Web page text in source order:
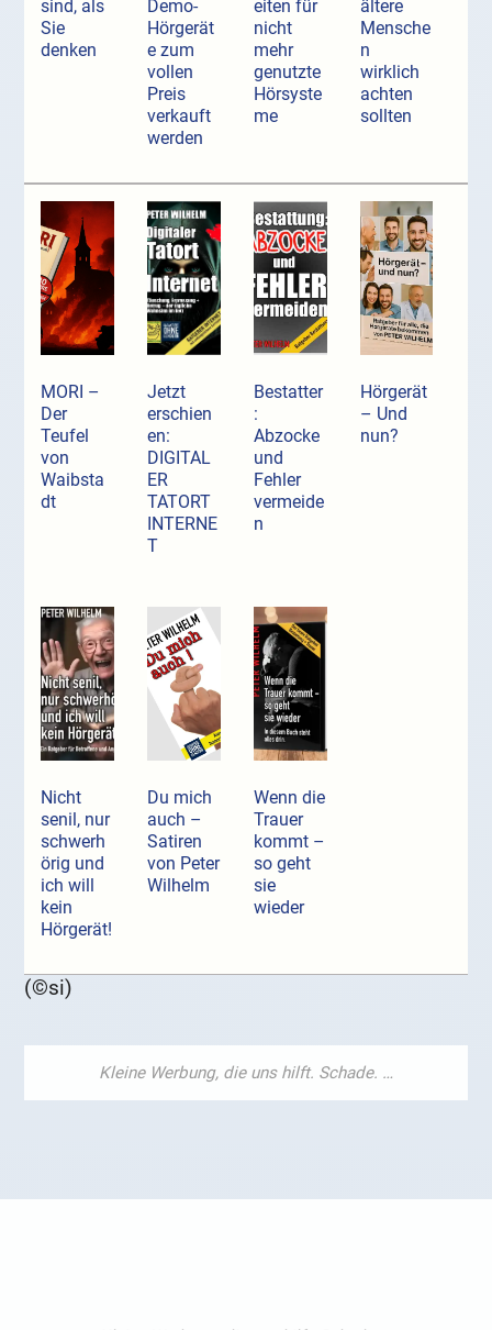
sind, als
Sie
denken
Demo-
Hörgerät
e zum
vollen
Preis
verkauft
werden
eiten für
nicht
mehr
genutzte
Hörsyste
me
ältere
Mensche
n
wirklich
achten
sollten
MORI –
Der
Teufel
von
Waibsta
dt
Jetzt
erschien
en:
DIGITAL
ER
TATORT
INTERNE
T
Bestatter
:
Abzocke
und
Fehler
vermeide
n
Hörgerät
– Und
nun?
Nicht
senil, nur
schwerh
örig und
ich will
kein
Hörgerät!
Du mich
auch –
Satiren
von Peter
Wilhelm
Wenn die
Trauer
kommt –
so geht
sie
wieder
(©si)